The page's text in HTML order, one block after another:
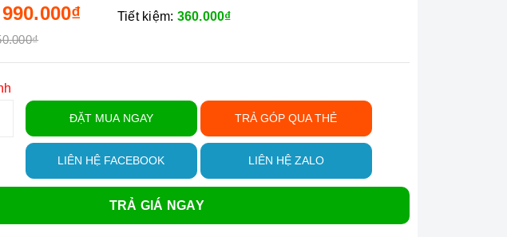
990.000₫ Tiết kiệm: 360.000₫
ĐẶT MUA NGAY TRẢ GÓP QUA THẺ
LIÊN HỆ FACEBOOK LIÊN HỆ ZALO
TRẢ GIÁ NGAY